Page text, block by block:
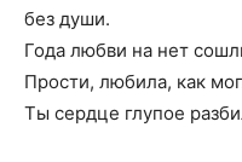
без души.
Года любви на нет
Прости, любила, как
Ты сердце глупое